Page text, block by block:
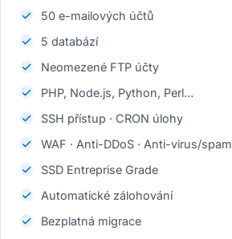
50 e-mailových účtů
5 databází
Neomezené FTP účty
PHP, Node.js, Python, Perl…
SSH přístup · CRON úlohy
WAF · Anti-DDoS · Anti-virus/spam
SSD Entreprise Grade
Automatické zálohování
Bezplatná migrace